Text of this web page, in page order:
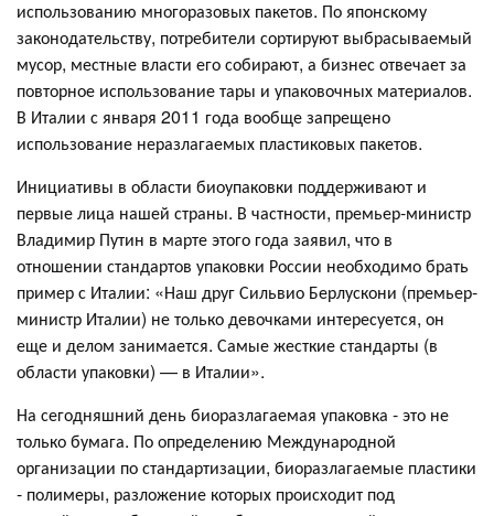
использованию многоразовых пакетов. По японскому
законодательству, потребители сортируют выбрасываемый
мусор, местные власти его собирают, а бизнес отвечает за
повторное использование тары и упаковочных материалов.
В Италии с января 2011 года вообще запрещено
использование неразлагаемых пластиковых пакетов.
Инициативы в области биоупаковки поддерживают и
первые лица нашей страны. В частности, премьер-министр
Владимир Путин в марте этого года заявил, что в
отношении стандартов упаковки России необходимо брать
пример с Италии: «Наш друг Сильвио Берлускони (премьер-
министр Италии) не только девочками интересуется, он
еще и делом занимается. Самые жесткие стандарты (в
области упаковки) — в Италии».
На сегодняшний день биоразлагаемая упаковка - это не
только бумага. По определению Международной
организации по стандартизации, биоразлагаемые пластики
- полимеры, разложение которых происходит под